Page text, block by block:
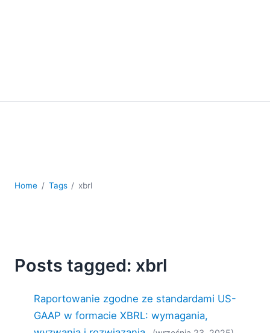
Home Tags xbrl
Posts tagged: xbrl
Raportowanie zgodne ze standardami US-
GAAP w formacie XBRL: wymagania,